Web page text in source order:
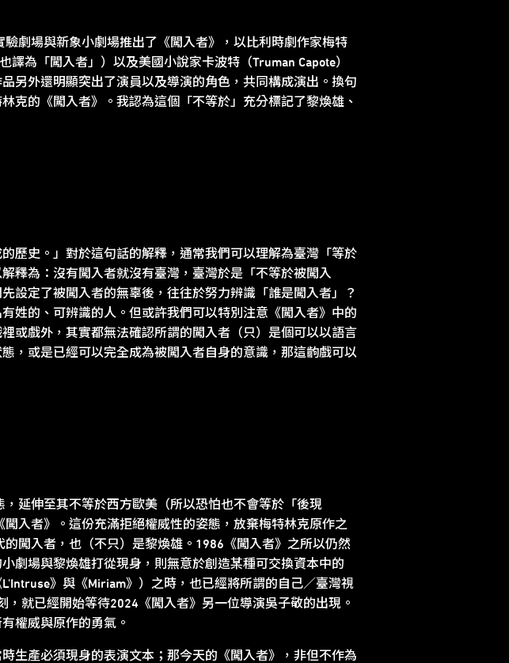
劇場與新象小劇場推出了《闖入者》，以比利時劇作家梅特
為「闖入者」）以及美國小說家卡波特（Truman Capote）
另外還明顯突出了演員以及導演的角色，共同構成演出。換句
克的《闖入者》。我認為這個「不等於」充分標記了黎煥雄、
歷史。」對於這句話的解釋，通常我們可以理解為臺灣「等於
釋為：沒有闖入者就沒有臺灣，臺灣於是「不等於被闖入
設定了被闖入者的無辜後，往往於努力辨識「誰是闖入者」？
姓的、可辨識的人。但或許我們可以特別注意《闖入者》中的
或戲外，其實都無法確認所謂的闖入者（只）是個可以以語言
，或是已經可以完全成為被闖入者自身的意識，那這齣戲可以
延伸至其不等於西方歐美（所以恐怕也不會等於「後現
入者》。這份充滿拒絕權威性的姿態，放棄梅特林克原作之
闖入者，也（不只）是黎煥雄。1986《闖入者》之所以仍然
劇場與黎煥雄打從現身，則無意於創造某種可交換資本中的
》與《Miriam》）之時，也已經將所謂的自己／臺灣視
就已經開始等待2024《闖入者》另一位導演吳子敬的出現。
權威與原作的勇氣。
生產必須現身的表演文本；那今天的《闖入者》，非但不作為